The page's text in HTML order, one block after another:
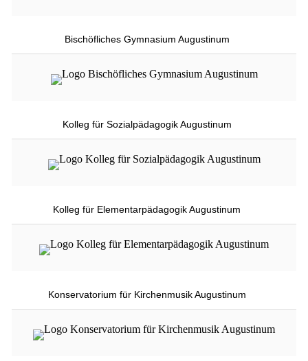
Bischöfliches Gymnasium Augustinum
Kolleg für Sozialpädagogik Augustinum
Kolleg für Elementarpädagogik Augustinum
Konservatorium für Kirchenmusik Augustinum